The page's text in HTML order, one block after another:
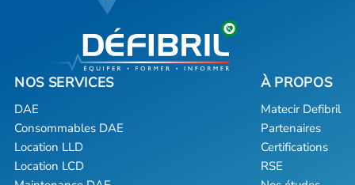
DAE
Consommables DAE
Location LLD
Location LCD
Matecir Defibril
Partenaires
Certifications
RSE